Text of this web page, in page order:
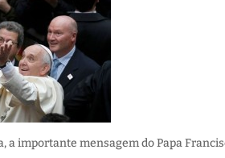
a importante mensagem do Papa